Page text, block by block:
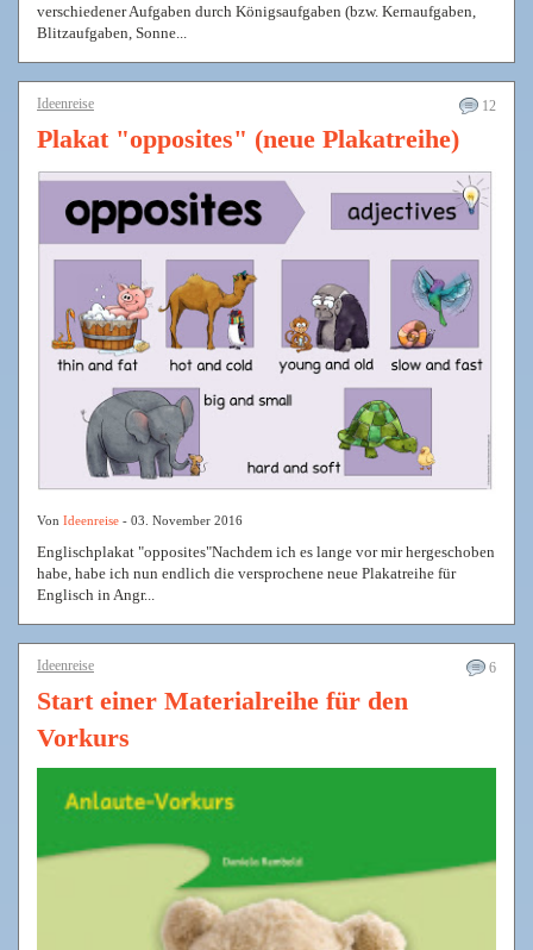
verschiedener Aufgaben durch Königsaufgaben (bzw. Kernaufgaben,
Blitzaufgaben, Sonne...
12
Ideenreise
Plakat "opposites" (neue Plakatreihe)
Von Ideenreise - 03. November 2016
Englischplakat "opposites"Nachdem ich es lange vor mir hergeschoben
habe, habe ich nun endlich die versprochene neue Plakatreihe für
Englisch in Angr...
6
Ideenreise
Start einer Materialreihe für den
Vorkurs